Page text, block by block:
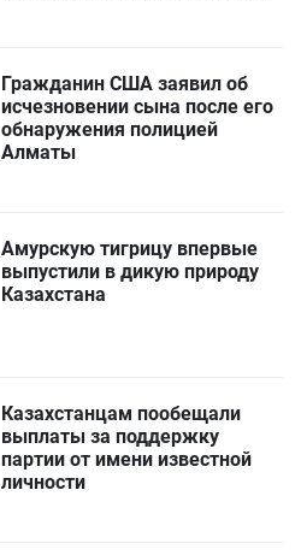
Гражданин США заявил об
исчезновении сына после его
обнаружения полицией
Алматы
Амурскую тигрицу впервые
выпустили в дикую природу
Казахстана
Казахстанцам пообещали
выплаты за поддержку
партии от имени известной
личности